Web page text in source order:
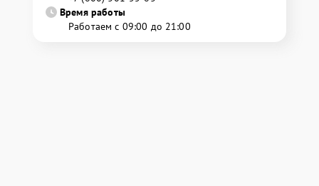
Время работы
Работаем с 09:00 до 21:00